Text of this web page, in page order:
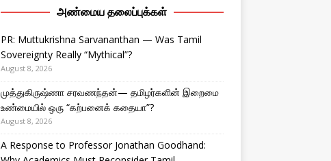
அண்மைய தலைப்புக்கள்
PR: Muttukrishna Sarvananthan — Was Tamil
Sovereignty Really “Mythical”?
August 8, 2026
முத்துகிருஷ்ணா சரவணந்தன்— தமிழர்களின் இறைமை
உண்மையில் ஒரு “கற்பனைக் கதையா”?
August 8, 2026
A Response to Professor Jonathan Goodhand: